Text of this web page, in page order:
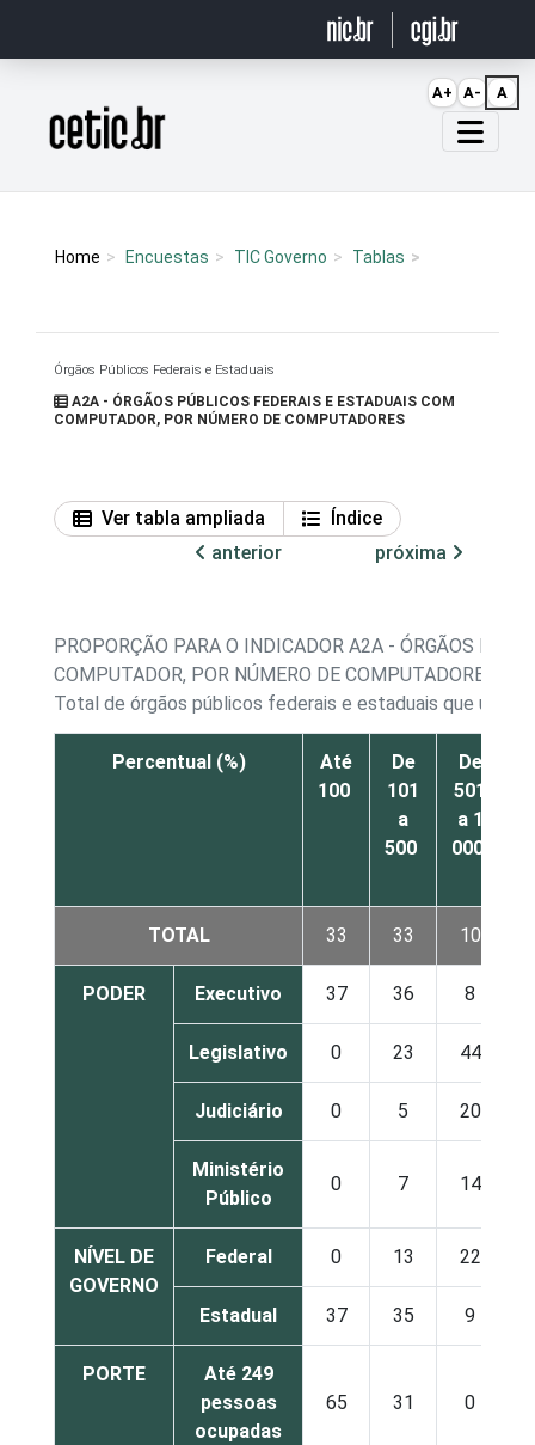
Página inicial
Home Encuestas TIC Governo Tablas
Órgãos Públicos Federais e Estaduais
A2A - ÓRGÃOS PÚBLICOS FEDERAIS E ESTADUAIS COM
COMPUTADOR, POR NÚMERO DE COMPUTADORES
Ver tabla ampliada
Índice
anterior
próxima
PROPORÇÃO PARA O INDICADOR A2A - ÓRGÃOS
COMPUTADOR, POR NÚMERO DE COMPUTADORES
Total de órgãos públicos federais e estaduais que
Percentual (%)
Até
100
De
101
a
500
De
501
a 1
000
TOTAL 33 33 10
PODER Executivo 37 36 8
Legislativo 0 23 44
Judiciário 0 5 20
Ministério
Público
0 7 14
NÍVEL DE
GOVERNO
Federal 0 13 22
Estadual 37 35 9
PORTE
Até 249
pessoas
ocupadas
65 31 0
A+ A- A